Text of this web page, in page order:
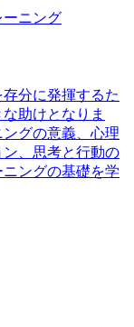
分に発揮するた
助けとなりま
グの意義、心理
、思考と行動の
ングの基礎を学